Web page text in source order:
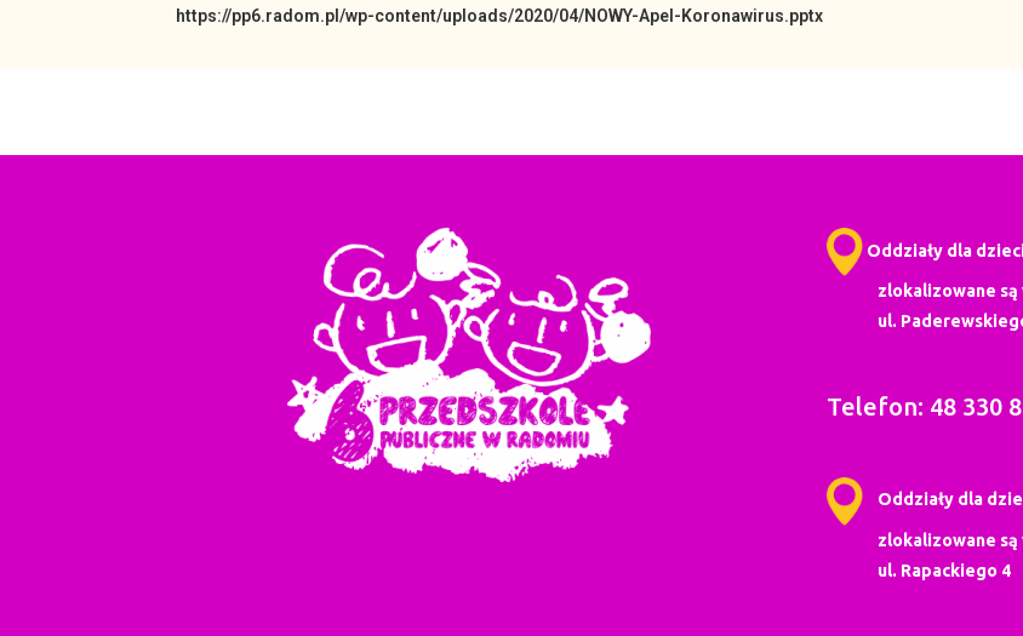
https://pp6.radom.pl/wp-content/uploads/2020/04/NOWY-Apel-Koronawirus.pptx
Oddziały dla
zlokalizowane są
ul.
Telefon: 48 330
Oddziały dla
zlokalizowane są
ul. Rapackiego 4